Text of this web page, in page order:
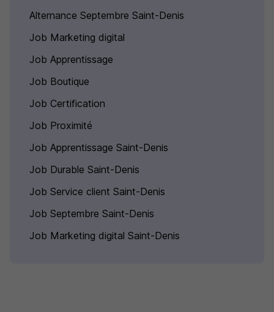
Alternance Septembre Saint-Denis
Job Marketing digital
Job Apprentissage
Job Boutique
Job Certification
Job Proximité
Job Apprentissage Saint-Denis
Job Durable Saint-Denis
Job Service client Saint-Denis
Job Septembre Saint-Denis
Job Marketing digital Saint-Denis